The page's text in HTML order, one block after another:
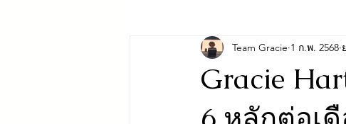
Gracie
Team Gracie 1 ก.พ. 2568